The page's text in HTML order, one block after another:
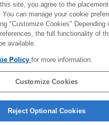
Öğesini Ayarlama
Öğesini Ayarlama (Yüksek
Ayarlama (Yüksek aralık
ölçerek mekansal sesi
Ses Optimizasyonu)
görüntülenen işlevler
görüntülenen işlevler
site, you agree to the
can manage your cookie
"Customize Cookies" Depending
the full functionality of
available.
Policyfor more information.
Customize Cookies
Reject Optional Cookies